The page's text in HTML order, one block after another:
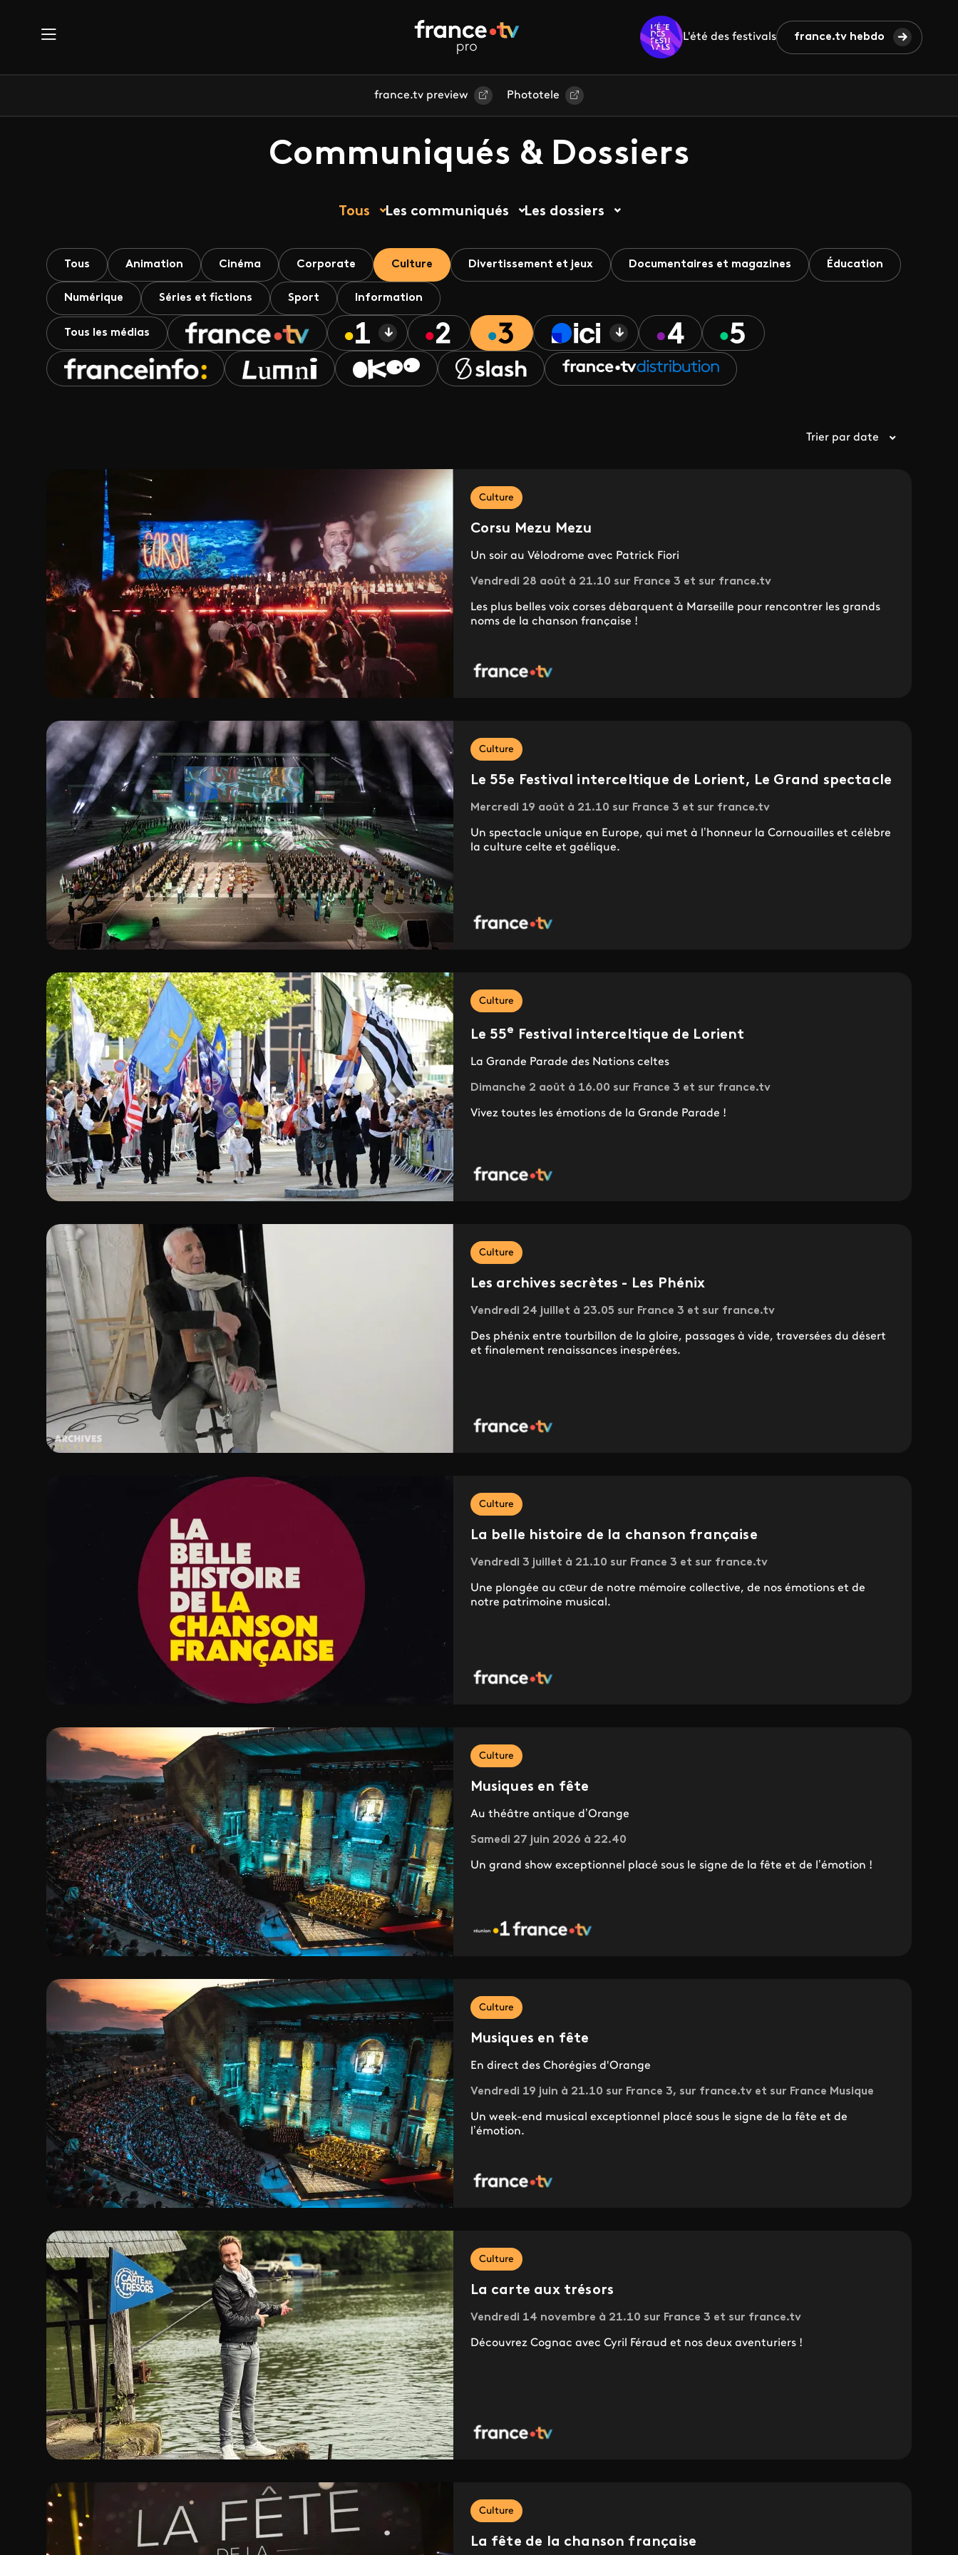
L'été des festivals france.tv hebdo
france.tv preview Phototele
Communiqués & Dossiers
Tous Les communiqués Les dossiers
Tous Animation Cinéma Corporate Culture Divertissement et jeux Documentaires et magazines Éducation
Numérique Séries et fictions Sport Information
Tous les médias
Trier par date
Culture
Corsu Mezu Mezu
Un soir au Vélodrome avec Patrick Fiori
Vendredi 28 août à 21.10 sur France 3 et sur france.tv
Les plus belles voix corses débarquent à Marseille pour rencontrer les grands
noms de la chanson française !
Culture
Le 55e Festival interceltique de Lorient, Le Grand spectacle
Mercredi 19 août à 21.10 sur France 3 et sur france.tv
Un spectacle unique en Europe, qui met à l’honneur la Cornouailles et célèbre
la culture celte et gaélique.
Culture
Le 55e Festival interceltique de Lorient
La Grande Parade des Nations celtes
Dimanche 2 août à 16.00 sur France 3 et sur france.tv
Vivez toutes les émotions de la Grande Parade !
Culture
Les archives secrètes - Les Phénix
Vendredi 24 juillet à 23.05 sur France 3 et sur france.tv
Des phénix entre tourbillon de la gloire, passages à vide, traversées du désert
et finalement renaissances inespérées.
Culture
La belle histoire de la chanson française
Vendredi 3 juillet à 21.10 sur France 3 et sur france.tv
Une plongée au cœur de notre mémoire collective, de nos émotions et de
notre patrimoine musical.
Culture
Musiques en fête
Au théâtre antique d’Orange
Samedi 27 juin 2026 à 22.40
Un grand show exceptionnel placé sous le signe de la fête et de l’émotion !
Culture
Musiques en fête
En direct des Chorégies d'Orange
Vendredi 19 juin à 21.10 sur France 3, sur france.tv et sur France Musique
Un week-end musical exceptionnel placé sous le signe de la fête et de
l’émotion.
Culture
La carte aux trésors
Vendredi 14 novembre à 21.10 sur France 3 et sur france.tv
Découvrez Cognac avec Cyril Féraud et nos deux aventuriers !
Culture
La fête de la chanson française